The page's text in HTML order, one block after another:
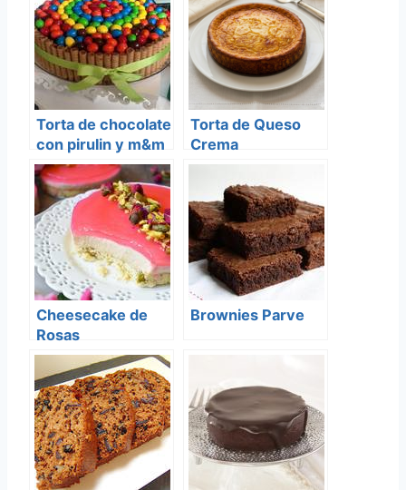
Torta de chocolate
con pirulin y m&m
Torta de Queso
Crema
Cheesecake de
Rosas
Brownies Parve